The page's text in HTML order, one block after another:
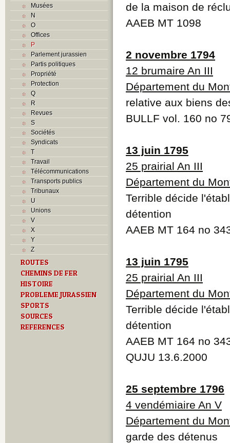
Musées
N
O
Offices
P
Parlement jurassien
Partis politiques
Propriété
Protection
Q
R
Revues
S
Sociétés
Syndicats
T
Travail
Télécommunications
Transports publics
Tribunaux
U
Unions
V
X
Y
Z
ROUTES
CHEMINS DE FER
HISTOIRE
PROBLEME JURASSIEN
SPORTS
SOURCES
REFERENCES
de la maison de
AAEB MT 1098
2 novembre 1794
12 brumaire An III
Département du
relative aux biens
BULLF vol. 160 no
13 juin 1795
25 prairial An III
Département du
Terrible décide
détention
AAEB MT 164 no
13 juin 1795
25 prairial An III
Département du
Terrible décide
détention
AAEB MT 164 no
QUJU 13.6.2000
25 septembre 1796
4 vendémiaire An V
Département du
garde des détenus